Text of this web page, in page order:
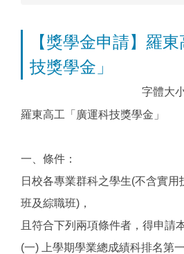
【獎學金申請】羅
技獎學金」
字體大
羅東高工「廣運科技獎學金」
一、條件：
日校各專業群科之學生(不含實
班及綜職班)，
且符合下列兩項條件者，得申請
(一) 上學期學業總成績科排名第一